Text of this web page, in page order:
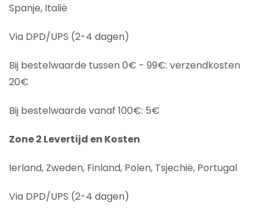
Spanje, Italië
Via DPD/UPS (2-4 dagen)
Bij bestelwaarde tussen 0€ - 99€: verzendkosten
20€
Bij bestelwaarde vanaf 100€: 5€
Zone 2 Levertijd en Kosten
Ierland, Zweden, Finland, Polen, Tsjechië, Portugal
Via DPD/UPS (2-4 dagen)